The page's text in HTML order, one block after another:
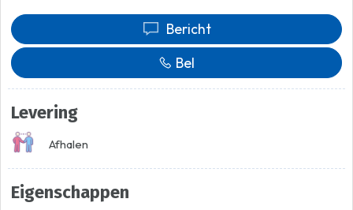
Bericht
Bel
Levering
Afhalen
Eigenschappen